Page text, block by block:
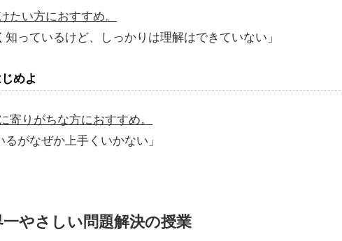
い方におすすめ。
っているけど、しっかりは理解はできていない」
めよ
りがちな方におすすめ。
がなぜか上手くいかない」
さしい問題解決の授業